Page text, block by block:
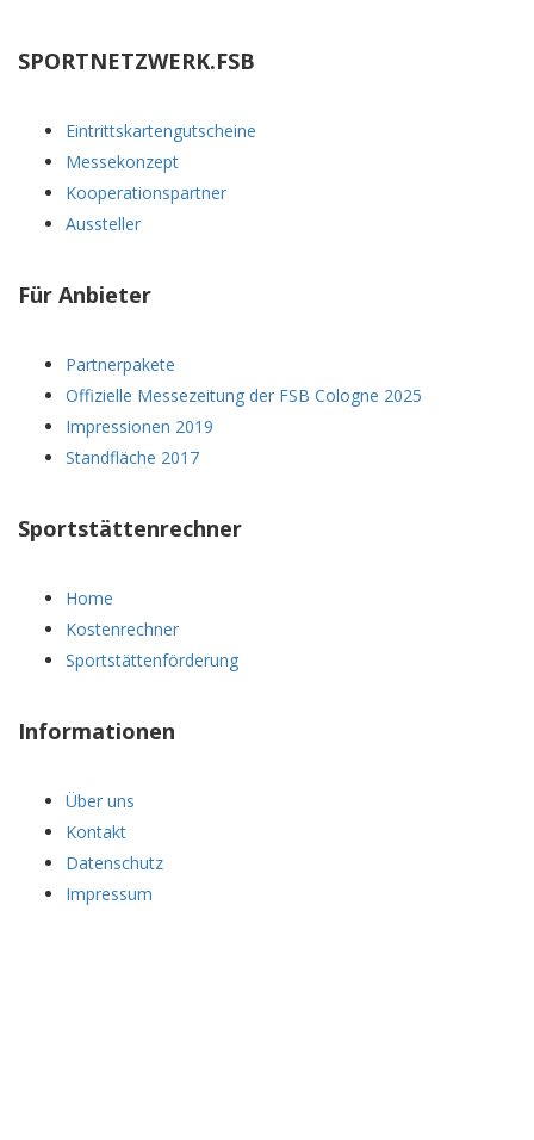
SPORTNETZWERK.FSB
Eintrittskartengutscheine
Messekonzept
Kooperationspartner
Aussteller
Für Anbieter
Partnerpakete
Offizielle Messezeitung der FSB Cologne 2025
Impressionen 2019
Standfläche 2017
Sportstättenrechner
Home
Kostenrechner
Sportstättenförderung
Informationen
Über uns
Kontakt
Datenschutz
Impressum